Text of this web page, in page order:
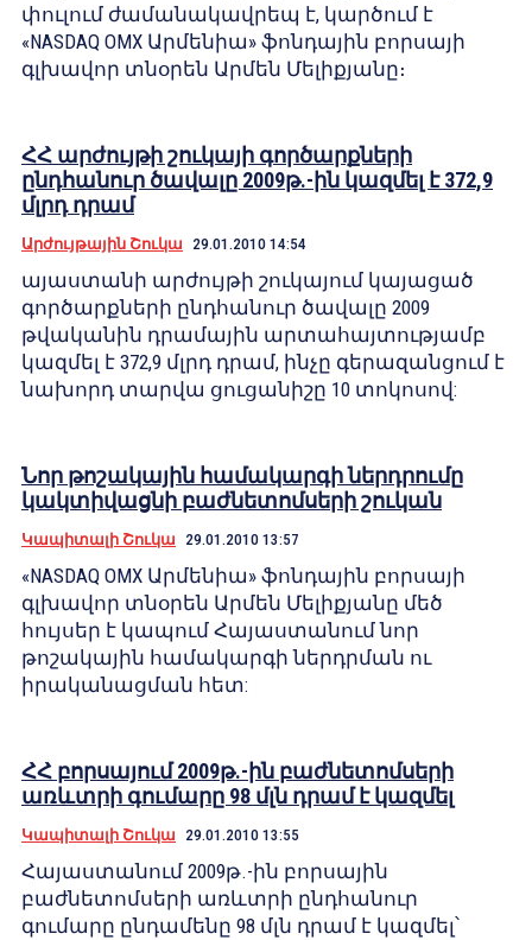
փուլում ժամանակավրեպ է, կարծում է
«NASDAQ OMX Արմենիա» ֆոնդային բորսայի
գլխավոր տնօրեն Արմեն Մելիքյանը։
ՀՀ արժույթի շուկայի գործարքների
ընդհանուր ծավալը 2009թ.-ին կազմել է 372,9
մլրդ դրամ
Արժույթային Շուկա 29.01.2010 14:54
այաստանի արժույթի շուկայում կայացած
գործարքների ընդհանուր ծավալը 2009
թվականին դրամային արտահայտությամբ
կազմել է 372,9 մլրդ դրամ, ինչը գերազանցում է
նախորդ տարվա ցուցանիշը 10 տոկոսով:
Նոր թոշակային համակարգի ներդրումը
կակտիվացնի բաժնետոմսերի շուկան
Կապիտալի Շուկա 29.01.2010 13:57
«NASDAQ OMX Արմենիա» ֆոնդային բորսայի
գլխավոր տնօրեն Արմեն Մելիքյանը մեծ
հույսեր է կապում Հայաստանում նոր
թոշակային համակարգի ներդրման ու
իրականացման հետ:
ՀՀ բորսայում 2009թ.-ին բաժնետոմսերի
առևտրի գումարը 98 մլն դրամ է կազմել
Կապիտալի Շուկա 29.01.2010 13:55
Հայաստանում 2009թ.-ին բորսային
բաժնետոմսերի առևտրի ընդհանուր
գումարը ընդամենը 98 մլն դրամ է կազմել՝